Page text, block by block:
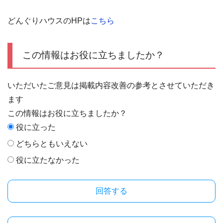
どんぐりハウスのHPはこちら
この情報はお役に立ちましたか？
いただいたご意見は掲載内容改善の参考とさせていただき
ます
この情報はお役に立ちましたか？
役に立った
どちらともいえない
役に立たなかった